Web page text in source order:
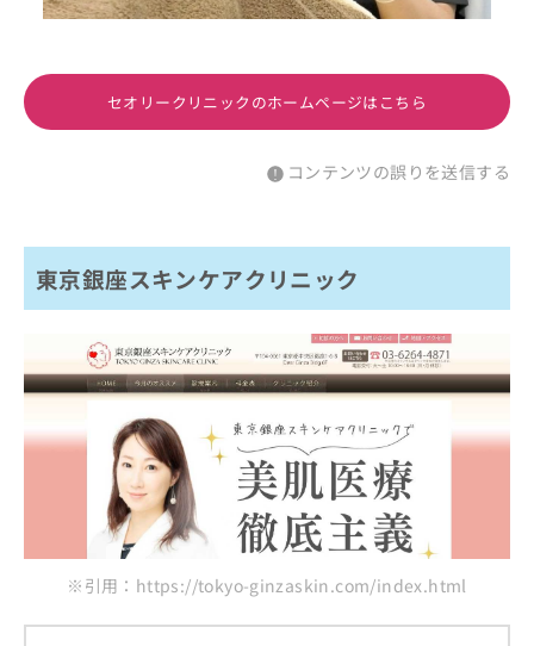
セオリークリニックのホームページはこちら
コンテンツの誤りを送信する
東京銀座スキンケアクリニック
※引用：https://tokyo-ginzaskin.com/index.html